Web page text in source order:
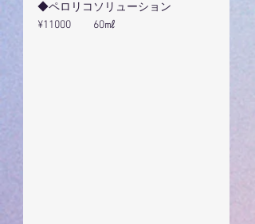
◆ペロリコソリューション
¥11000　　60㎖